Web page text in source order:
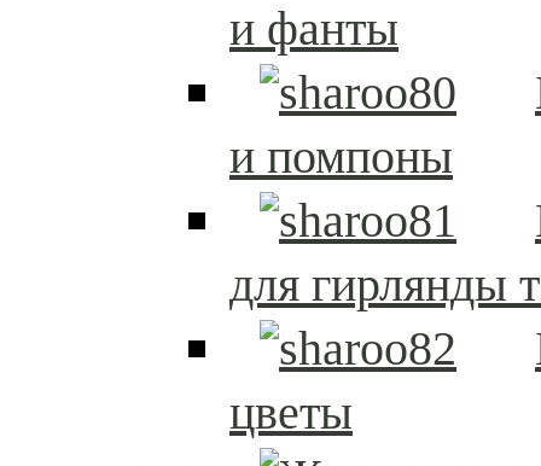
и фанты
и помпоны
для гирлянды
цветы